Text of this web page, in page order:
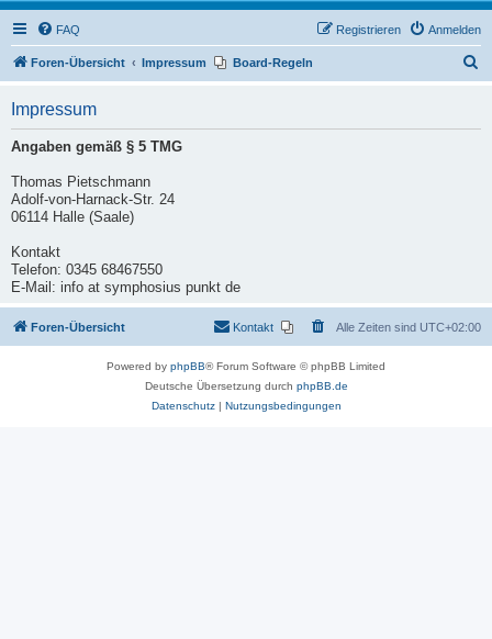
FAQ Anmelden
Registrieren
Foren-Übersicht Impressum Board-Regeln
Impressum
Angaben gemäß § 5 TMG
Thomas Pietschmann
Adolf-von-Harnack-Str. 24
06114 Halle (Saale)
Kontakt
Telefon: 0345 68467550
E-Mail: info at symphosius punkt de
Foren-Übersicht Alle Zeiten sind UTC+02:00
Kontakt
Powered by phpBB® Forum Software © phpBB Limited
Deutsche Übersetzung durch phpBB.de
Datenschutz| Nutzungsbedingungen